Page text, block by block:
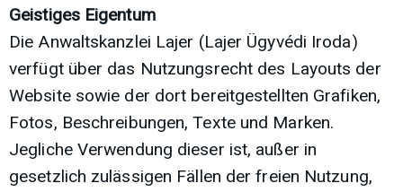
Geistiges Eigentum
Die Anwaltskanzlei Lajer (Lajer Ügyvédi Iroda)
verfügt über das Nutzungsrecht des Layouts der
Website sowie der dort bereitgestellten Grafiken,
Fotos, Beschreibungen, Texte und Marken.
Jegliche Verwendung dieser ist, außer in
gesetzlich zulässigen Fällen der freien Nutzung,